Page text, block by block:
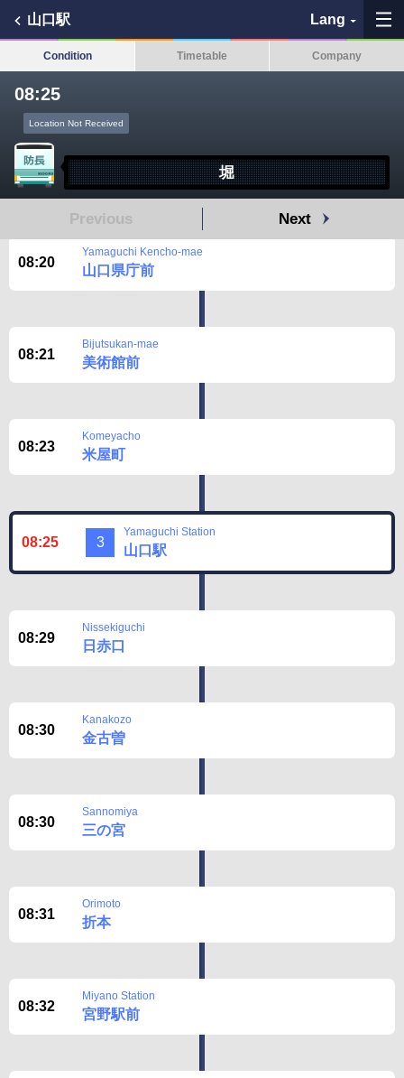
山口駅 Lang
History
See the map
Condition Timetable Company
08:25
Location Not Received
堀
Previous Next
08:20
Yamaguchi Kencho-mae
山口県庁前
08:21
Bijutsukan-mae
美術館前
08:23
Komeyacho
米屋町
08:25 3
Yamaguchi Station
山口駅
08:29
Nissekiguchi
日赤口
08:30
Kanakozo
金古曽
08:30
Sannomiya
三の宮
08:31
Orimoto
折本
08:32
Miyano Station
宮野駅前